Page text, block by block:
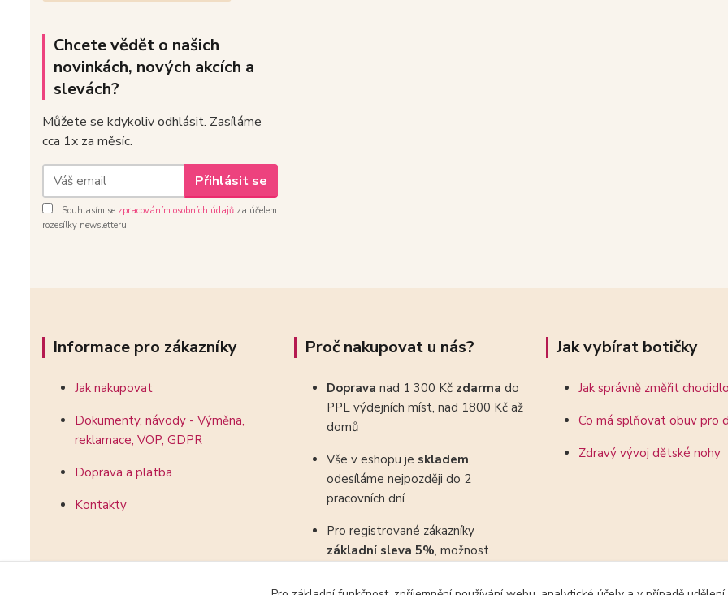
Chcete vědět o našich
novinkách, nových akcích a
slevách?
Můžete se kdykoliv odhlásit. Zasíláme
cca 1x za měsíc.
Přihlásit se
Souhlasím se zpracováním osobních údajů za účelem
rozesílky newsletteru.
Informace pro zákazníky
Jak nakupovat
Dokumenty, návody - Výměna,
reklamace, VOP, GDPR
Doprava a platba
Kontakty
Proč nakupovat u nás?
Doprava nad 1 300 Kč zdarma do
PPL výdejních míst, nad 1800 Kč až
domů
Vše v eshopu je skladem,
odesíláme nejpozději do 2
pracovních dní
Pro registrované zákazníky
základní sleva 5%, možnost
Jak vybírat botičky
Jak správně změřit
Co má splňovat obuv pro
Zdravý vývoj dětské nohy